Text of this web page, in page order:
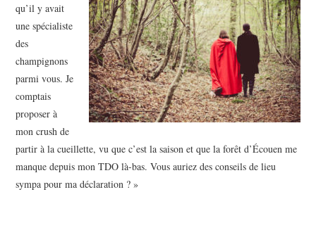
qu’il y avait
une spécialiste
des
champignons
parmi vous. Je
comptais
proposer à
mon crush de
partir à la cueillette, vu que c’est la saison et que la forêt d’Écouen me
manque depuis mon TDO là-bas. Vous auriez des conseils de lieu
sympa pour ma déclaration ? »